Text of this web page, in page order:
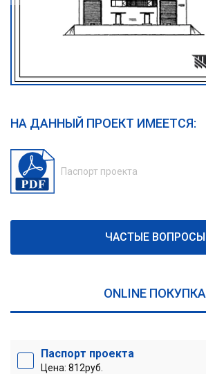
НА ДАННЫЙ ПРОЕКТ ИМЕЕТСЯ:
Паспорт проекта
ЧАСТЫЕ ВОПРОСЫ
ONLINE ПОКУПКА
Паспорт проекта
Цена: 812руб.